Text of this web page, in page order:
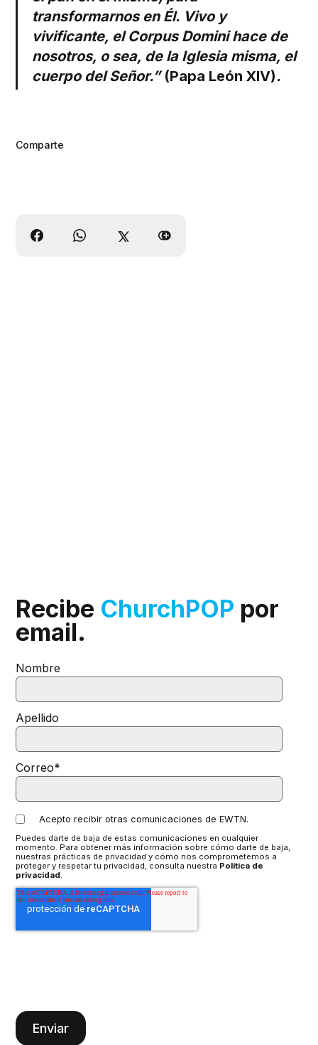
transformarnos en Él. Vivo y
vivificante, el Corpus Domini hace de
nosotros, o sea, de la Iglesia misma, el
cuerpo del Señor.”(Papa León XIV).
Comparte
Recibe ChurchPOP por
email.
Nombre
Apellido
Correo*
Acepto recibir otras comunicaciones de EWTN.
Puedes darte de baja de estas comunicaciones en cualquier
momento. Para obtener más información sobre cómo darte de baja,
nuestras prácticas de privacidad y cómo nos comprometemos a
proteger y respetar tu privacidad, consulta nuestra Política de
privacidad.